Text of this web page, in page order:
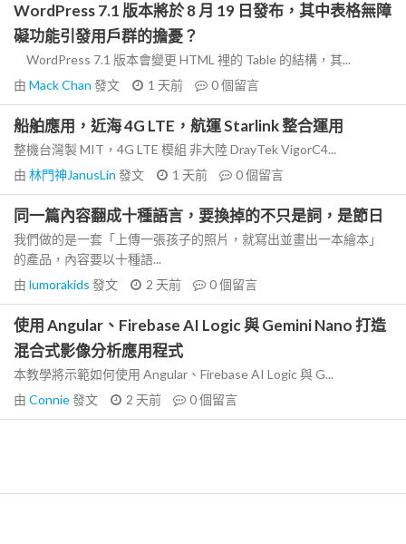
WordPress 7.1 版本將於 8 月 19 日發布，其中表格無障
礙功能引發用戶群的擔憂？
WordPress 7.1 版本會變更 HTML 裡的 Table 的結構，其...
由 Mack Chan 發文 1 天前 0個留言
船舶應用，近海 4G LTE，航運 Starlink 整合運用
整機台灣製 MIT，4G LTE 模組 非大陸 DrayTek VigorC4...
由 林門神JanusLin 發文 1 天前 0個留言
同一篇內容翻成十種語言，要換掉的不只是詞，是節日
我們做的是一套「上傳一張孩子的照片，就寫出並畫出一本繪本」
的產品，內容要以十種語...
由 lumorakids 發文 2 天前 0個留言
使用 Angular、Firebase AI Logic 與 Gemini Nano 打造
混合式影像分析應用程式
本教學將示範如何使用 Angular、Firebase AI Logic 與 G...
由 Connie發文 2 天前 0個留言